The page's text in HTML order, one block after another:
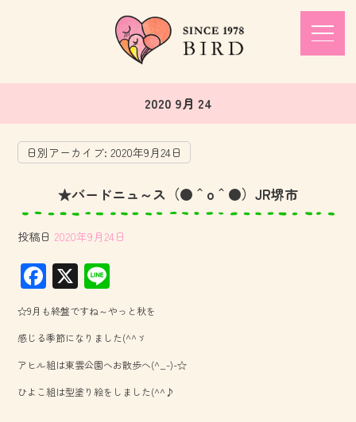
2020 9月 24
日別アーカイブ:2020年9月24日
★バードニュ～ス（●＾o＾●）JR堺市
投稿日 2020年9月24日
F
ac
e
b
o
ok
X
ne
☆9月も終盤ですね～やっと秋を
感じる季節になりました(^^ゞ
アヒル組は東雲公園へお散歩へ(^_-)-☆
ひよこ組は型塗り絵をしました(^^♪